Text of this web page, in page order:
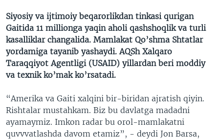
Siyosiy va ijtimoiy beqarorlikdan tinkasi qurigan
Gaitida 11 millionga yaqin aholi qashshoqlik va turli
kasalliklar changalida. Mamlakat Qo’shma Shtatlar
yordamiga tayanib yashaydi. AQSh Xalqaro
Taraqqiyot Agentligi (USAID) yillardan beri moddiy
va texnik ko’mak ko’rsatadi.
“Amerika va Gaiti xalqini bir-biridan ajratish qiyin.
Rishtalar mustahkam. Biz bu davlatga madadni
ayamaymiz. Imkon radar bu orol-mamlakatni
quvvvatlashda davom etamiz”, - deydi Jon Barsa,